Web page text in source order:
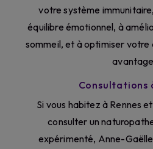
votre système
équilibre émotionnel, à
sommeil, et à optimiser
Consultations
Si vous habitez à Rennes
consulter un
expérimenté, Anne-